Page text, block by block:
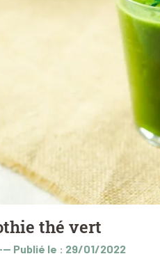
thé vert
Publié le : 29/01/2022